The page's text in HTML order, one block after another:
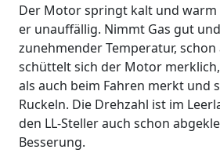
Der Motor springt kalt und
er unauffällig. Nimmt Gas gut
zunehmender Temperatur, schon
schüttelt sich der Motor
als auch beim Fahren merkt und
Ruckeln. Die Drehzahl ist im
den LL-Steller auch schon
Besserung.